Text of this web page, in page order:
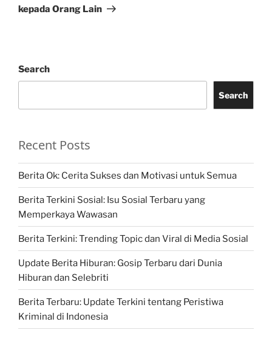
kepada Orang Lain
Search
Search
Recent Posts
Berita Ok: Cerita Sukses dan Motivasi untuk Semua
Berita Terkini Sosial: Isu Sosial Terbaru yang
Memperkaya Wawasan
Berita Terkini: Trending Topic dan Viral di Media Sosial
Update Berita Hiburan: Gosip Terbaru dari Dunia
Hiburan dan Selebriti
Berita Terbaru: Update Terkini tentang Peristiwa
Kriminal di Indonesia